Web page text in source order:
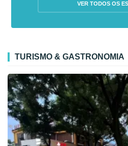
VER TODOS OS
TURISMO & GASTRONOMIA